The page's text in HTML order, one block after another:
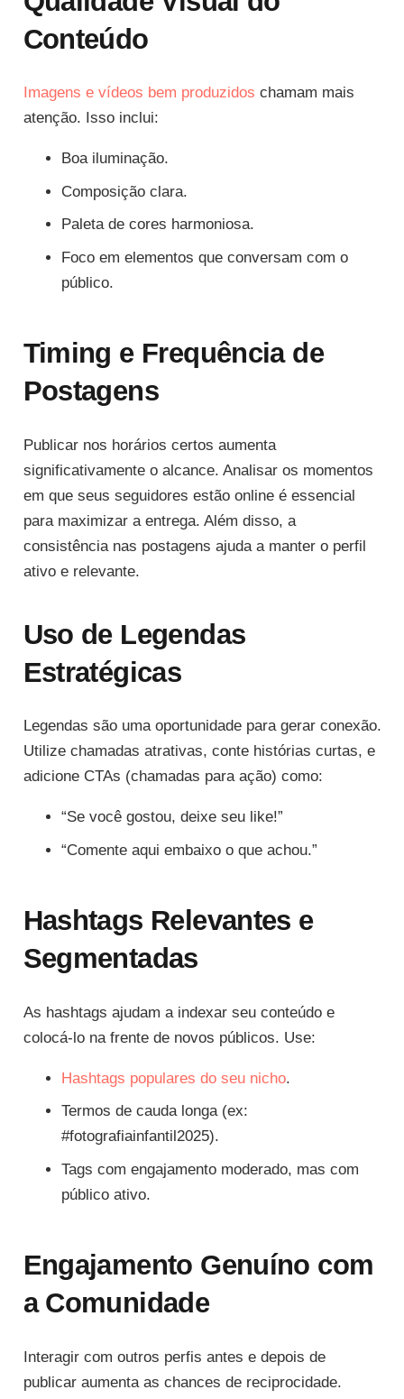
Conteúdo
Imagens e vídeos bem produzidos chamam mais
atenção. Isso inclui:
Boa iluminação.
Composição clara.
Paleta de cores harmoniosa.
Foco em elementos que conversam com o
público.
Timing e Frequência de
Postagens
Publicar nos horários certos aumenta
significativamente o alcance. Analisar os momentos
em que seus seguidores estão online é essencial
para maximizar a entrega. Além disso, a
consistência nas postagens ajuda a manter o perfil
ativo e relevante.
Uso de Legendas
Estratégicas
Legendas são uma oportunidade para gerar conexão.
Utilize chamadas atrativas, conte histórias curtas, e
adicione CTAs (chamadas para ação) como:
“Se você gostou, deixe seu like!”
“Comente aqui embaixo o que achou.”
Hashtags Relevantes e
Segmentadas
As hashtags ajudam a indexar seu conteúdo e
colocá-lo na frente de novos públicos. Use:
Hashtags populares do seu nicho.
Termos de cauda longa (ex:
#fotografiainfantil2025).
Tags com engajamento moderado, mas com
público ativo.
Engajamento Genuíno com
a Comunidade
Interagir com outros perfis antes e depois de
publicar aumenta as chances de reciprocidade.